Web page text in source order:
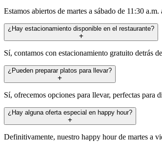
Estamos abiertos de martes a sábado de 11:30
¿Hay estacionamiento disponible en el restaurante?
Sí, contamos con estacionamiento gratuito detrás
¿Pueden preparar platos para llevar?
Sí, ofrecemos opciones para llevar, perfectas para
¿Hay alguna oferta especial en happy hour?
Definitivamente, nuestro happy hour de martes a